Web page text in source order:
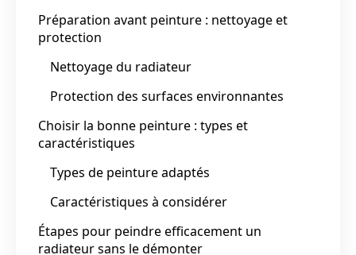
Préparation avant peinture : nettoyage et
protection
Nettoyage du radiateur
Protection des surfaces environnantes
Choisir la bonne peinture : types et
caractéristiques
Types de peinture adaptés
Caractéristiques à considérer
Étapes pour peindre efficacement un
radiateur sans le démonter